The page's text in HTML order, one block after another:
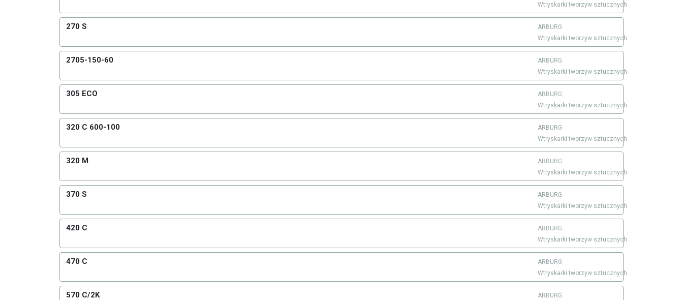
Wtryskarki tworzyw sztucznych
270 S
ARBURG
Wtryskarki tworzyw sztucznych
2705-150-60
ARBURG
Wtryskarki tworzyw sztucznych
305 ECO
ARBURG
Wtryskarki tworzyw sztucznych
320 C 600-100
ARBURG
Wtryskarki tworzyw sztucznych
320 M
ARBURG
Wtryskarki tworzyw sztucznych
370 S
ARBURG
Wtryskarki tworzyw sztucznych
420 C
ARBURG
Wtryskarki tworzyw sztucznych
470 C
ARBURG
Wtryskarki tworzyw sztucznych
570 C/2K
ARBURG